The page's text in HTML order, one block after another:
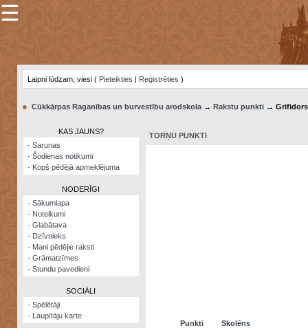
×
Šodienas
notikumi
Visatcera
almanahs
Arhīvs
☰
Laipni lūdzam, viesi ( Pieteikties | Reģistrēties )
● Cūkkārpas Raganības un burvestību arodskola→ Rakstu punkti→ Grifidors
KAS JAUNS?
· Sarunas
· Šodienas notikumi
· Kopš pēdējā apmeklējuma
NODERĪGI
· Sākumlapa
· Noteikumi
· Glabātava
· Dzīvnieks
· Mani pēdējie raksti
· Grāmatzīmes
· Stundu pavedieni
SOCIĀLI
· Spēlētāji
· Laupītāju karte
TORŅU PUNKTI
Punkti Skolēns